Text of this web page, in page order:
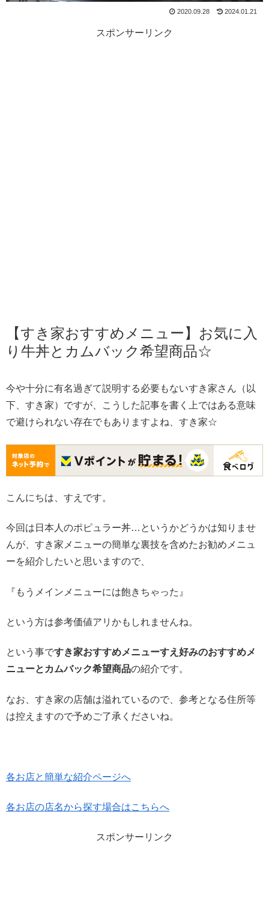
2020.09.28 2024.01.21
スポンサーリンク
【すき家おすすめメニュー】お気に入
り牛丼とカムバック希望商品☆
今や十分に有名過ぎて説明する必要もないすき家さん（以
下、すき家）ですが、こうした記事を書く上ではある意味
で避けられない存在でもありますよね、すき家☆
こんにちは、すえです。
今回は日本人のポピュラー丼…というかどうかは知りませ
んが、すき家メニューの簡単な裏技を含めたお勧めメニュ
ーを紹介したいと思いますので、
『もうメインメニューには飽きちゃった』
という方は参考価値アリかもしれませんね。
という事ですき家おすすめメニューすえ好みのおすすめメ
ニューとカムバック希望商品の紹介です。
なお、すき家の店舗は溢れているので、参考となる住所等
は控えますので予めご了承くださいね。
各お店と簡単な紹介ページへ
各お店の店名から探す場合はこちらへ
スポンサーリンク